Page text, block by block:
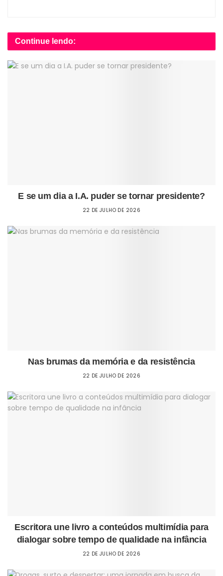
Continue lendo:
E se um dia a I.A. puder se tornar presidente?
22 DE JULHO DE 2026
Nas brumas da memória e da resistência
22 DE JULHO DE 2026
Escritora une livro a conteúdos multimídia para
dialogar sobre tempo de qualidade na infância
22 DE JULHO DE 2026